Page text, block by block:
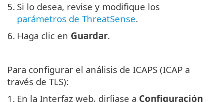
5. Si lo desea, revise y modifique los
parámetros de ThreatSense.
6. Haga clic en Guardar.
Para configurar el análisis de ICAPS (ICAP a
través de TLS):
1. En la Interfaz web, diríjase a Configuración